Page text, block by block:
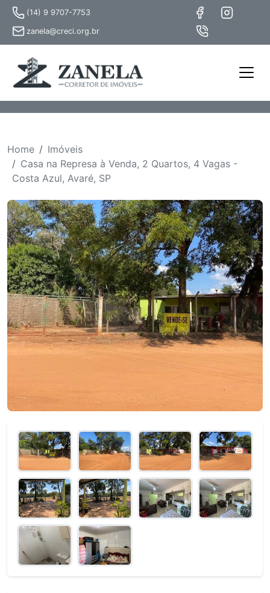
(14) 9 9707-7753
zanela@creci.org.br
Home
Imóveis
Casa na Represa à Venda, 2 Quartos, 4 Vagas -
Costa Azul, Avaré, SP